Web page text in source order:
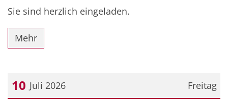
Sie sind herzlich eingeladen.
Mehr
Freitag
10 Juli 2026